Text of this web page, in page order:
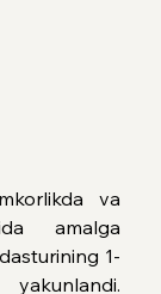
va
amalga
1-